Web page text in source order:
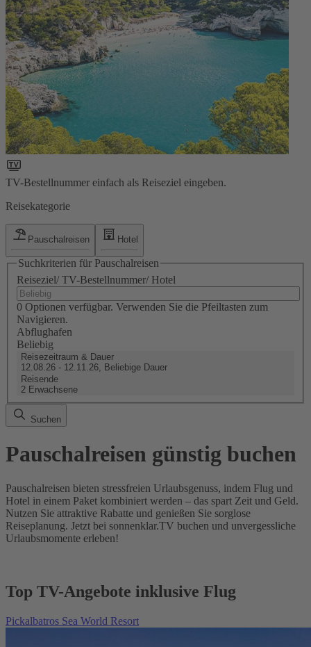
TV-Bestellnummer einfach als Reiseziel eingeben.
Reisekategorie
Pauschalreisen Hotel
Suchkriterien für Pauschalreisen
Reiseziel/ TV-Bestellnummer/ Hotel
0 Optionen verfügbar. Verwenden Sie die Pfeiltasten zum
Navigieren.
Abflughafen
Beliebig
Reisezeitraum & Dauer
12.08.26 - 12.11.26, Beliebige Dauer
Reisende
2 Erwachsene
Suchen
Pauschalreisen günstig buchen
Pauschalreisen bieten stressfreien Urlaubsgenuss, indem Flug und
Hotel in einem Paket kombiniert werden – das spart Zeit und Geld.
Nutzen Sie attraktive Rabatte und genießen Sie sorglose
Reiseplanung. Jetzt bei sonnenklar.TV buchen und unvergessliche
Urlaubsmomente erleben!
Top TV-Angebote inklusive Flug
Pickalbatros Sea World Resort